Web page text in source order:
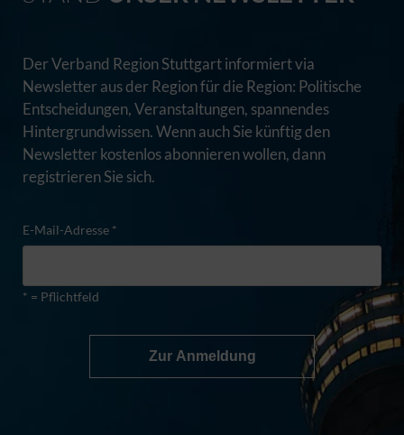
Der Verband Region Stuttgart informiert via
Newsletter aus der Region für die Region: Politische
Entscheidungen, Veranstaltungen, spannendes
Hintergrundwissen. Wenn auch Sie künftig den
Newsletter kostenlos abonnieren wollen, dann
registrieren Sie sich.
E-Mail-Adresse *
* = Pflichtfeld
Zur Anmeldung